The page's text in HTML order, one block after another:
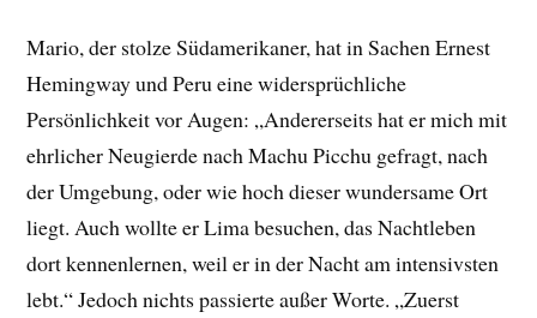
Mario, der stolze Südamerikaner, hat in Sachen Ernest
Hemingway und Peru eine widersprüchliche
Persönlichkeit vor Augen: „Andererseits hat er mich mit
ehrlicher Neugierde nach Machu Picchu gefragt, nach
der Umgebung, oder wie hoch dieser wundersame Ort
liegt. Auch wollte er Lima besuchen, das Nachtleben
dort kennenlernen, weil er in der Nacht am intensivsten
lebt.“ Jedoch nichts passierte außer Worte. „Zuerst